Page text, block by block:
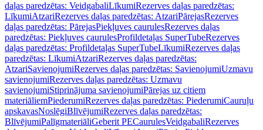
daļas paredzētas: VeidgabaliLīkumiRezerves daļas paredzētas:
LīkumiAtzariRezerves daļas paredzētas: AtzariPārejasRezerves
daļas paredzētas: PārejasPiekļuves caurulesRezerves daļas
paredzētas: Piekļuves caurulesProfildetaļas SuperTubeRezerves
daļas paredzētas: Profildetaļas SuperTubeLīkumiRezerves daļas
paredzētas: LīkumiAtzariRezerves daļas paredzētas:
AtzariSavienojumiRezerves daļas paredzētas: SavienojumiUzmavu
savienojumiRezerves daļas paredzētas: Uzmavu
savienojumiStiprinājuma savienojumiPārejas uz citiem
materiāliemPiederumiRezerves daļas paredzētas: PiederumiCauruļu
apskavasNoslēgiBlīvējumiRezerves daļas paredzētas:
BlīvējumiPalīgmateriāliGeberit PECaurulesVeidgabaliRezerves